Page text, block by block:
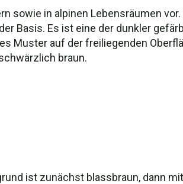
sowie in alpinen Lebensräumen vor.
Basis. Es ist eine der dunkler
Muster auf der freiliegenden
braun.
ist zunächst blassbraun, dann